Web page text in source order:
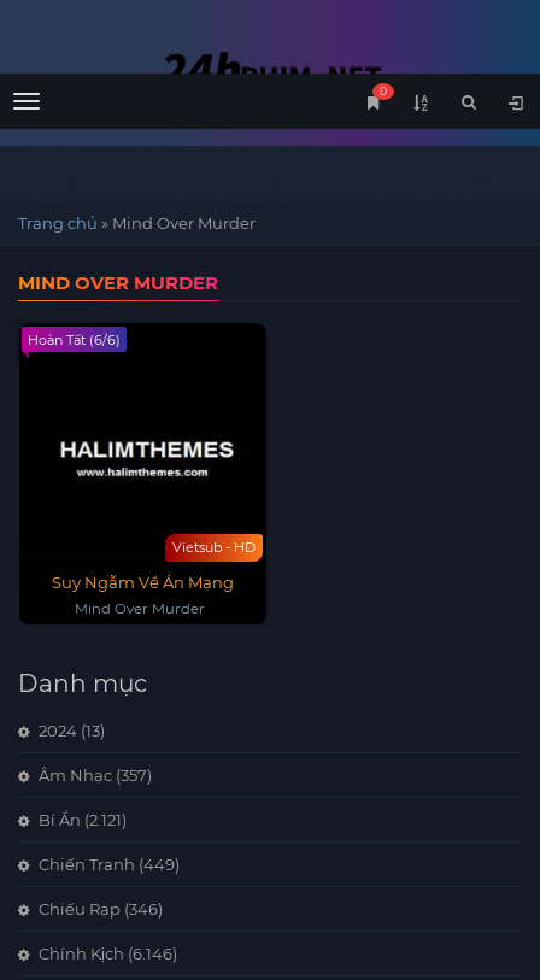
Menu
0
Trang chủ » Mind Over Murder
MIND OVER MURDER
Vietsub - HD
Hoàn Tất (6/6)
Suy Ngẫm Về Án Mạng
Mind Over Murder
Danh mục
2024 (13)
Âm Nhạc (357)
Bí Ẩn (2.121)
Chiến Tranh (449)
Chiếu Rạp (346)
Chính Kịch (6.146)